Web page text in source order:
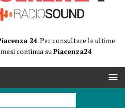
24. Per consultare le ultime
continua suPiacenza24